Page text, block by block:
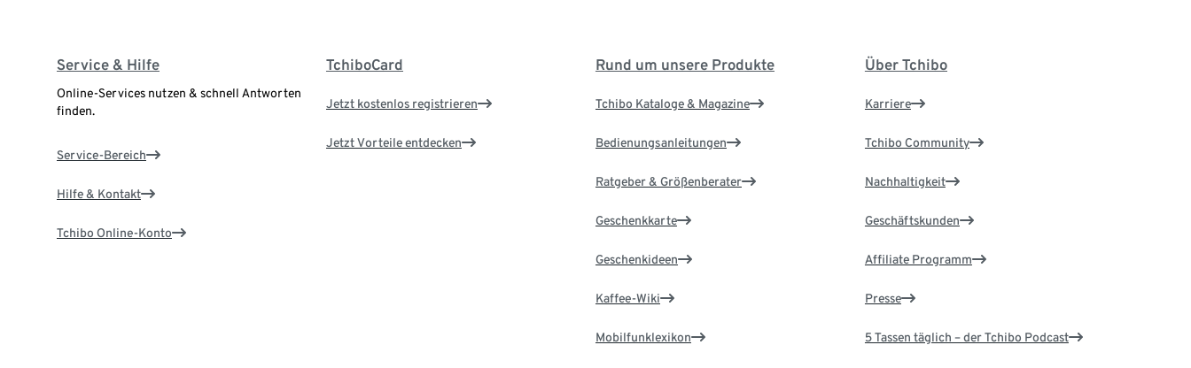
Service & Hilfe
Online-Services nutzen & schnell Antworten
finden.
Service-Bereich
Hilfe & Kontakt
Tchibo Online-Konto
TchiboCard
Jetzt kostenlos registrieren
Jetzt Vorteile entdecken
Rund um unsere Produkte
Tchibo Kataloge & Magazine
Bedienungsanleitungen
Ratgeber & Größenberater
Geschenkkarte
Geschenkideen
Kaffee-Wiki
Mobilfunklexikon
Über Tchibo
Karriere
Tchibo Community
Nachhaltigkeit
Geschäftskunden
Affiliate Programm
Presse
5 Tassen täglich – der Tchibo Podcast